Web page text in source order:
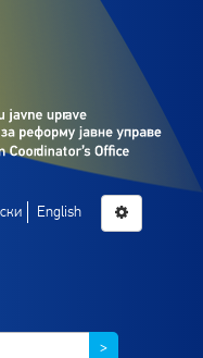
English
>